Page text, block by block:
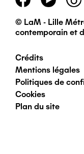
principal
© LaM - Lille
contemporain et
Pied
de
page
Crédits
Mentions légales
Politiques de
Cookies
Plan du site